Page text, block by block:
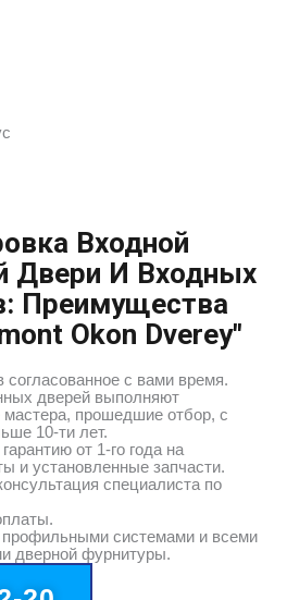
Входной
Двери И Входных
Преимущества
Okon Dverey"
согласованное с вами время.
дверей выполняют
прошедшие отбор, с
10-ти лет.
от 1-го года на
и установленные запчасти.
специалиста по
системами и всеми
дверной фурнитуры.